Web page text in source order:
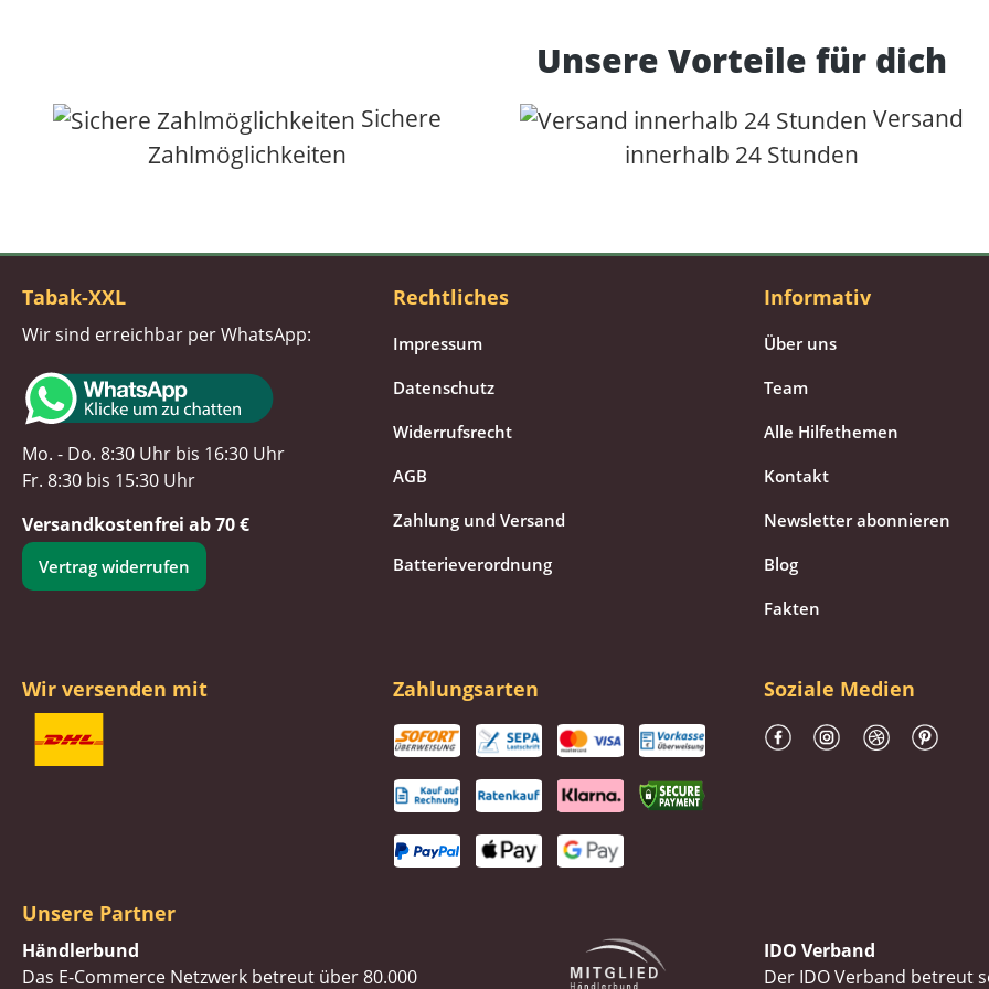
Unsere Vorteile für dich
Sichere
Zahlmöglichkeiten
Versand
innerhalb 24 Stunden
Tabak-XXL
Wir sind erreichbar per WhatsApp:
Mo. - Do. 8:30 Uhr bis 16:30 Uhr
Fr. 8:30 bis 15:30 Uhr
Versandkostenfrei ab 70 €
Vertrag widerrufen
Rechtliches
Impressum
Datenschutz
Widerrufsrecht
AGB
Zahlung und Versand
Batterieverordnung
Informativ
Über uns
Team
Alle Hilfethemen
Kontakt
Newsletter abonnieren
Blog
Fakten
Wir versenden mit Zahlungsarten Soziale Medien
Unsere Partner
Händlerbund
Das E-Commerce Netzwerk betreut über 80.000
IDO Verband
Der IDO Verband betreut